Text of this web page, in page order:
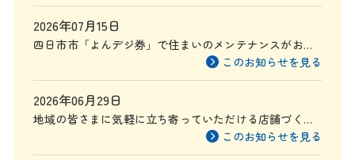
2026年07月15日
四日市市「よんデジ券」で住まいのメンテナンスがお得
このお知らせを見る
2026年06月29日
地域の皆さまに気軽に立ち寄っていただける店舗づくり
このお知らせを見る